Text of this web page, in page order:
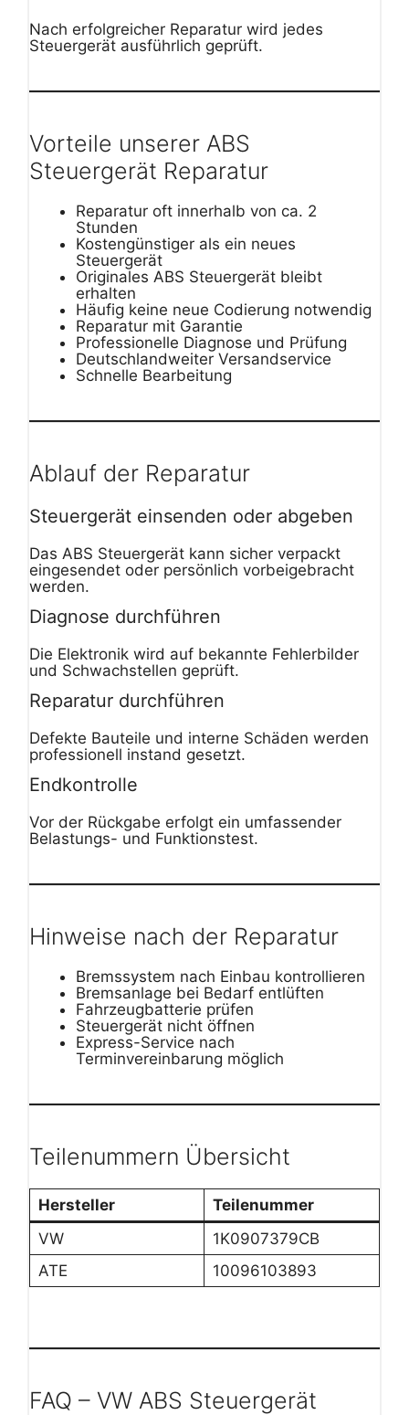
Nach erfolgreicher Reparatur wird jedes
Steuergerät ausführlich geprüft.
Vorteile unserer ABS
Steuergerät Reparatur
Reparatur oft innerhalb von ca. 2
Stunden
Kostengünstiger als ein neues
Steuergerät
Originales ABS Steuergerät bleibt
erhalten
Häufig keine neue Codierung notwendig
Reparatur mit Garantie
Professionelle Diagnose und Prüfung
Deutschlandweiter Versandservice
Schnelle Bearbeitung
Ablauf der Reparatur
Steuergerät einsenden oder abgeben
Das ABS Steuergerät kann sicher verpackt
eingesendet oder persönlich vorbeigebracht
werden.
Diagnose durchführen
Die Elektronik wird auf bekannte Fehlerbilder
und Schwachstellen geprüft.
Reparatur durchführen
Defekte Bauteile und interne Schäden werden
professionell instand gesetzt.
Endkontrolle
Vor der Rückgabe erfolgt ein umfassender
Belastungs- und Funktionstest.
Hinweise nach der Reparatur
Bremssystem nach Einbau kontrollieren
Bremsanlage bei Bedarf entlüften
Fahrzeugbatterie prüfen
Steuergerät nicht öffnen
Express-Service nach
Terminvereinbarung möglich
Teilenummern Übersicht
Hersteller
Teilenummer
VW
1K0907379CB
ATE
10096103893
FAQ – VW ABS Steuergerät